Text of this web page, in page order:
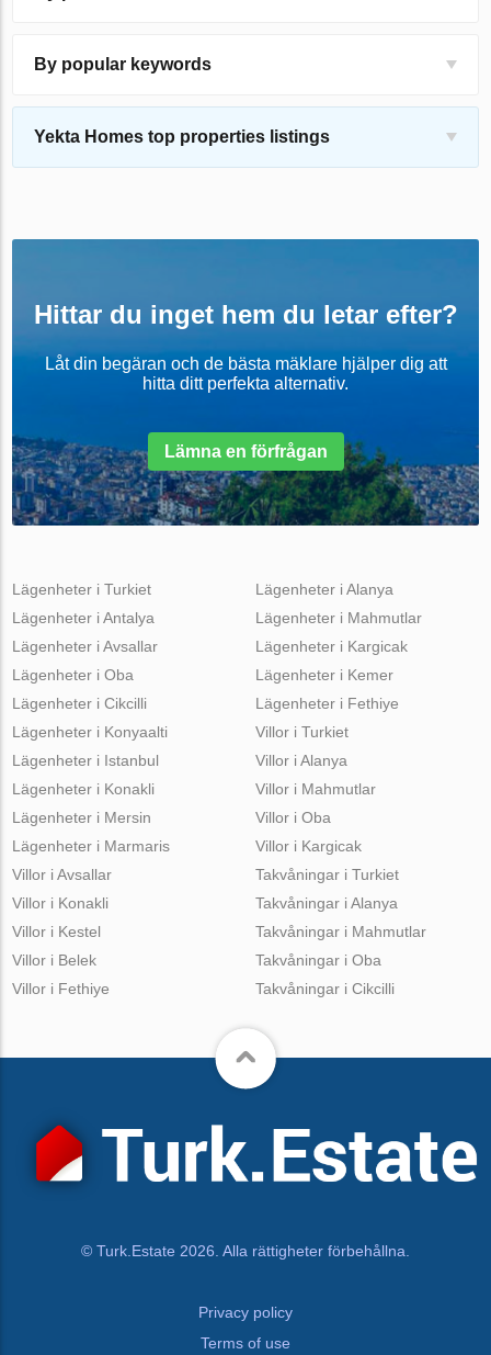
By popular keywords
Yekta Homes top properties listings
Hittar du inget hem du letar efter?
Låt din begäran och de bästa mäklare hjälper dig att
hitta ditt perfekta alternativ.
Lämna en förfrågan
Lägenheter i Turkiet
Lägenheter i Antalya
Lägenheter i Avsallar
Lägenheter i Oba
Lägenheter i Cikcilli
Lägenheter i Alanya
Lägenheter i Mahmutlar
Lägenheter i Kargicak
Lägenheter i Kemer
Lägenheter i Fethiye
Lägenheter i Konyaalti
Lägenheter i Istanbul
Lägenheter i Konakli
Lägenheter i Mersin
Lägenheter i Marmaris
Villor i Turkiet
Villor i Alanya
Villor i Mahmutlar
Villor i Oba
Villor i Kargicak
Villor i Avsallar
Villor i Konakli
Villor i Kestel
Villor i Belek
Villor i Fethiye
Takvåningar i Turkiet
Takvåningar i Alanya
Takvåningar i Mahmutlar
Takvåningar i Oba
Takvåningar i Cikcilli
© Turk.Estate 2026. Alla rättigheter förbehållna.
Privacy policy
Terms of use